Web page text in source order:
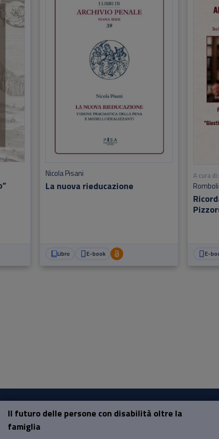
La nuova rieducazione
Nicola Pisani
Libro E-book
A cura di:
Romboli
E-
Il futuro delle persone con disabilità oltre la
famiglia